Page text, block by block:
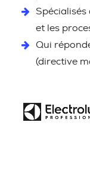
et les
Qui
(directive